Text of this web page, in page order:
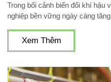
Trong bối cảnh biến đổi khí hậu
nghiệp bền vững ngày càng
Không chỉ giúp tiết kiệm chi phí
Xem Thêm